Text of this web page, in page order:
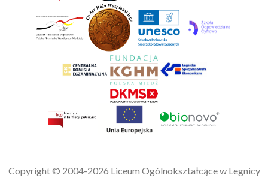
Copyright © 2004-2026 Liceum Ogólnokształcące w Legnicy